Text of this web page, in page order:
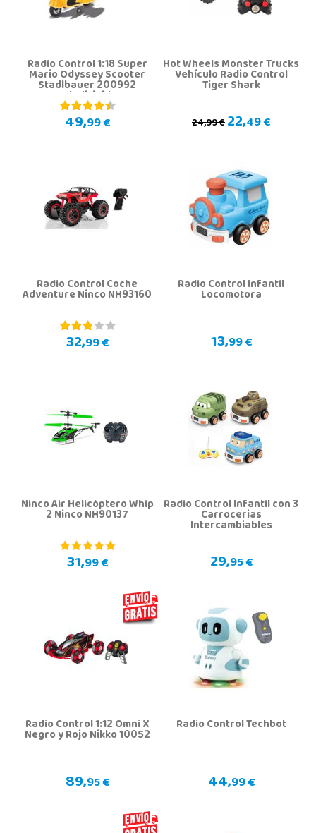
Radio Control 1:18 Super
Mario Odyssey Scooter
Stadlbauer 200992
Teledirigido
49,99 €
Hot Wheels Monster Trucks
Vehículo Radio Control
Tiger Shark
24,99 €22,49 €
Radio Control Coche
Adventure Ninco NH93160
32,99 €
Radio Control Infantil
Locomotora
13,99 €
Ninco Air Helicóptero Whip
2 Ninco NH90137
31,99 €
Radio Control Infantil con 3
Carrocerias
Intercambiables
29,95 €
Radio Control 1:12 Omni X
Negro y Rojo Nikko 10052
89,95 €
Radio Control Techbot
44,99 €